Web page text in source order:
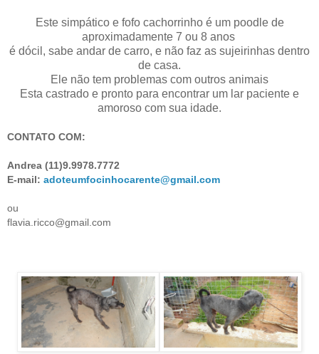
Este simpático e fofo cachorrinho é um poodle de
aproximadamente 7 ou 8 anos
é dócil, sabe andar de carro, e não faz as sujeirinhas dentro
de casa.
Ele não tem problemas com outros animais
Esta castrado e pronto para encontrar um lar paciente e
amoroso com sua idade.
CONTATO COM:
Andrea (11)9.9978.7772
E-mail: adoteumfocinhocarente@gmail.com
ou
flavia.ricco@gmail.com